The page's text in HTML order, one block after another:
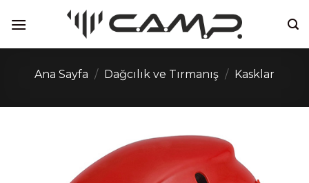
atla
Ana Sayfa / Dağcılık ve Tırmanış / Kasklar